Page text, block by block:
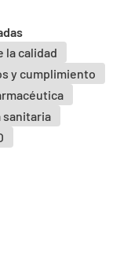
la calidad
y cumplimiento
sanitaria
N/A
relaciones